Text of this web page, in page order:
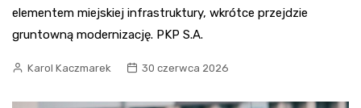
elementem miejskiej infrastruktury, wkrótce przejdzie
gruntowną modernizację. PKP S.A.
Karol Kaczmarek 30 czerwca 2026